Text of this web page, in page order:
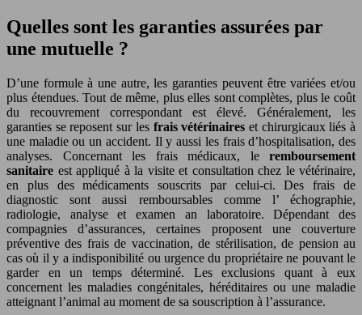
Quelles sont les garanties assurées par
une mutuelle ?
D’une formule à une autre, les garanties peuvent être variées et/ou
plus étendues. Tout de même, plus elles sont complètes, plus le coût
du recouvrement correspondant est élevé. Généralement, les
garanties se reposent sur les frais vétérinaires et chirurgicaux liés à
une maladie ou un accident. Il y aussi les frais d’hospitalisation, des
analyses. Concernant les frais médicaux, le remboursement
sanitaire est appliqué à la visite et consultation chez le vétérinaire,
en plus des médicaments souscrits par celui-ci. Des frais de
diagnostic sont aussi remboursables comme l’ échographie,
radiologie, analyse et examen an laboratoire. Dépendant des
compagnies d’assurances, certaines proposent une couverture
préventive des frais de vaccination, de stérilisation, de pension au
cas où il y a indisponibilité ou urgence du propriétaire ne pouvant le
garder en un temps déterminé. Les exclusions quant à eux
concernent les maladies congénitales, héréditaires ou une maladie
atteignant l’animal au moment de sa souscription à l’assurance.